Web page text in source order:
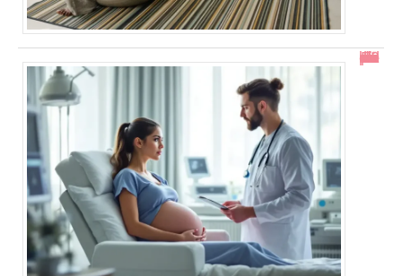
En combien de temps se résorbe un décollement placentaire ?